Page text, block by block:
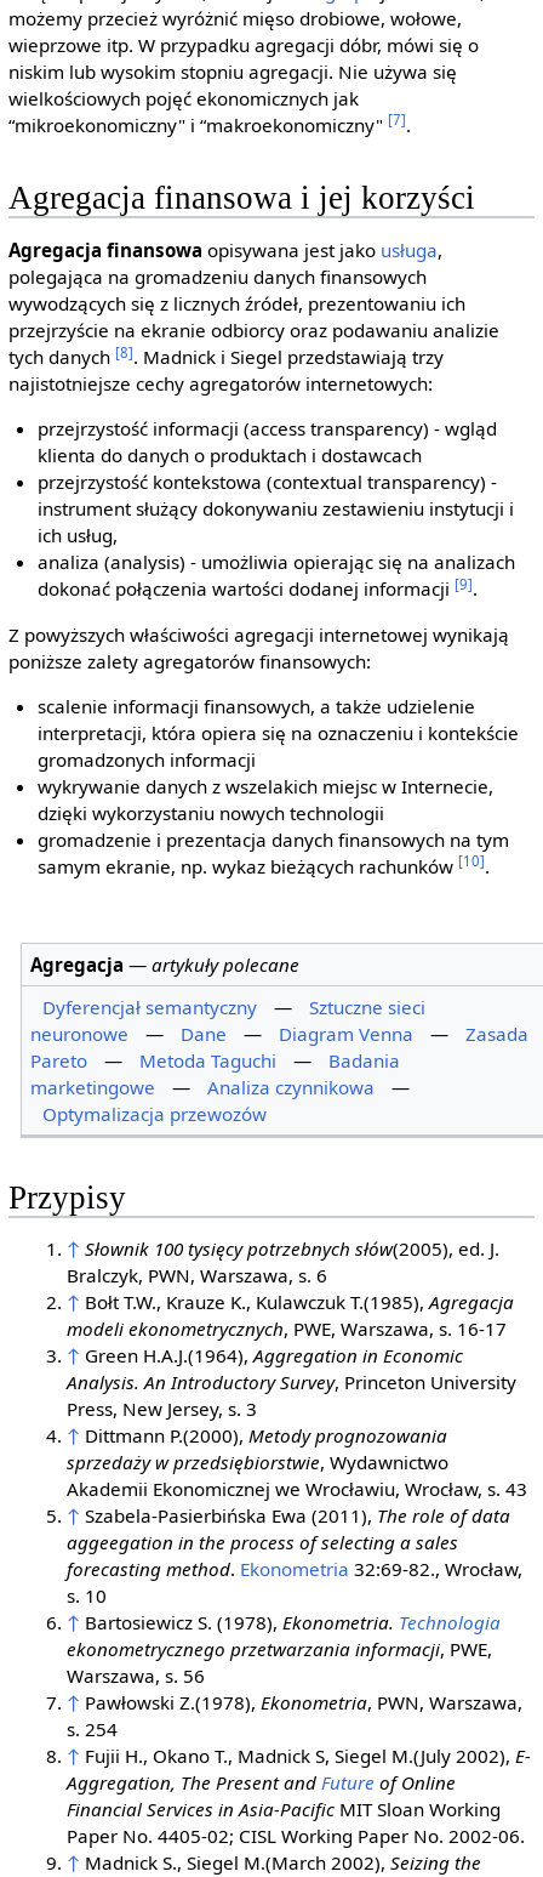
możemy przecież wyróżnić mięso drobiowe, wołowe,
wieprzowe itp. W przypadku agregacji dóbr, mówi się o
niskim lub wysokim stopniu agregacji. Nie używa się
wielkościowych pojęć ekonomicznych jak
“mikroekonomiczny" i “makroekonomiczny" [7].
Agregacja finansowa i jej korzyści
Agregacja finansowa opisywana jest jako usługa,
polegająca na gromadzeniu danych finansowych
wywodzących się z licznych źródeł, prezentowaniu ich
przejrzyście na ekranie odbiorcy oraz podawaniu analizie
tych danych [8]. Madnick i Siegel przedstawiają trzy
najistotniejsze cechy agregatorów internetowych:
przejrzystość informacji (access transparency) - wgląd
klienta do danych o produktach i dostawcach
przejrzystość kontekstowa (contextual transparency) -
instrument służący dokonywaniu zestawieniu instytucji i
ich usług,
analiza (analysis) - umożliwia opierając się na analizach
dokonać połączenia wartości dodanej informacji [9].
Z powyższych właściwości agregacji internetowej wynikają
poniższe zalety agregatorów finansowych:
scalenie informacji finansowych, a także udzielenie
interpretacji, która opiera się na oznaczeniu i kontekście
gromadzonych informacji
wykrywanie danych z wszelakich miejsc w Internecie,
dzięki wykorzystaniu nowych technologii
gromadzenie i prezentacja danych finansowych na tym
samym ekranie, np. wykaz bieżących rachunków [10].
Agregacja —artykuły polecane
Dyferencjał semantyczny
—
Sztuczne sieci
neuronowe
— Dane — Diagram Venna —
Zasada
Pareto
— Metoda Taguchi —
Badania
marketingowe
— Analiza czynnikowa
—
Optymalizacja przewozów
Przypisy
↑ Słownik 100 tysięcy potrzebnych słów(2005), ed. J.
Bralczyk, PWN, Warszawa, s. 6
↑ Bołt T.W., Krauze K., Kulawczuk T.(1985),Agregacja
modeli ekonometrycznych, PWE, Warszawa, s. 16-17
↑ Green H.A.J.(1964),Aggregation in Economic
Analysis. An Introductory Survey, Princeton University
Press, New Jersey, s. 3
↑ Dittmann P.(2000),Metody prognozowania
sprzedaży w przedsiębiorstwie, Wydawnictwo
Akademii Ekonomicznej we Wrocławiu, Wrocław, s. 43
↑ Szabela-Pasierbińska Ewa (2011), The role of data
aggeegation in the process of selecting a sales
forecasting method. Ekonometria 32:69-82., Wrocław,
s. 10
↑ Bartosiewicz S. (1978),Ekonometria. Technologia
ekonometrycznego przetwarzania informacji, PWE,
Warszawa, s. 56
↑ Pawłowski Z.(1978),Ekonometria, PWN, Warszawa,
s. 254
↑ Fujii H., Okano T., Madnick S, Siegel M.(July 2002),E-
Aggregation, The Present andFuture of Online
Financial Services in Asia-Pacific MIT Sloan Working
Paper No. 4405-02; CISL Working Paper No. 2002-06.
↑ Madnick S., Siegel M.(March 2002),Seizing the